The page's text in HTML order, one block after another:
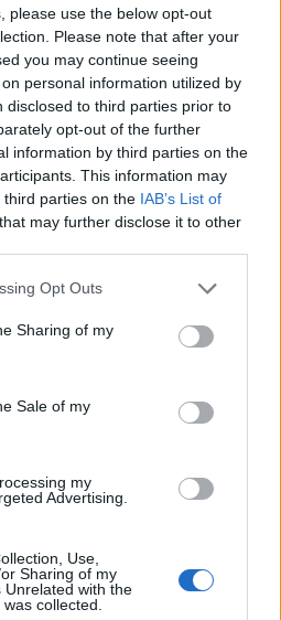
please use the below opt-out
Please note that after your
you may continue seeing
personal information utilized by
disclosed to third parties prior to
opt-out of the further
information by third parties on the
This information may
parties on the IAB’s List of
that may further disclose it to other
Opt Outs
Sharing of my
Sale of my
my
Advertising.
Use,
Sharing of my
Unrelated with the
collected.
στοGoogle News
όλα τα επιχειρηματικά νέα
επιχειρηματικές
Ελλάδα και τον κόσμο στο
για να σχολιάσεις